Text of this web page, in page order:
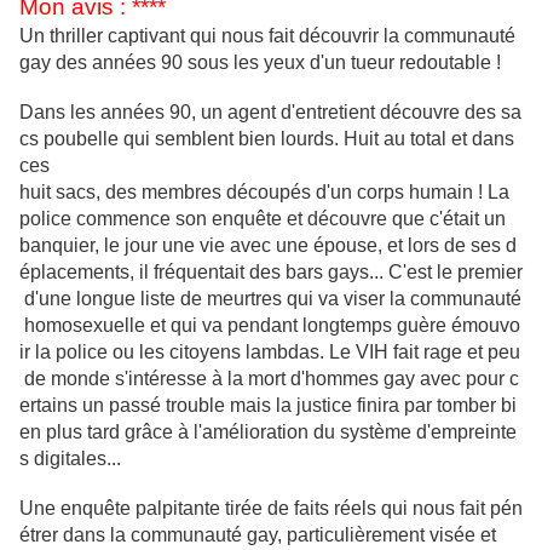
Mon avis : ****
Un thriller captivant qui nous fait découvrir la communauté
gay des années 90 sous les yeux d'un tueur redoutable !
Dans les années 90, un agent d'entretient découvre des sa
cs poubelle qui semblent bien lourds. Huit au total et dans
ces
huit sacs, des membres découpés d'un corps humain ! La
police commence son enquête et découvre que c'était un
banquier, le jour une vie avec une épouse, et lors de ses d
éplacements, il fréquentait des bars gays... C'est le premier
d'une longue liste de meurtres qui va viser la communauté
homosexuelle et qui va pendant longtemps guère émouvo
ir la police ou les citoyens lambdas. Le VIH fait rage et peu
de monde s'intéresse à la mort d'hommes gay avec pour c
ertains un passé trouble mais la justice finira par tomber bi
en plus tard grâce à l'amélioration du système d'empreinte
s digitales...
Une enquête palpitante tirée de faits réels qui nous fait pén
étrer dans la communauté gay, particulièrement visée et